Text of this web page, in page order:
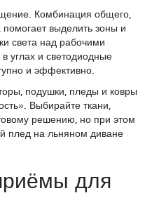
Комбинация общего,
помогает выделить зоны и
света над рабочими
углах и светодиодные
и эффективно.
подушки, пледы и ковры
Выбирайте ткани,
решению, но при этом
плед на льняном диване
для